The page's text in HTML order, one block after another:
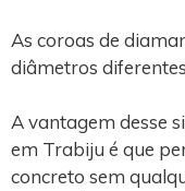
As coroas de
diâmetros
A vantagem desse
em Trabiju é que
concreto sem